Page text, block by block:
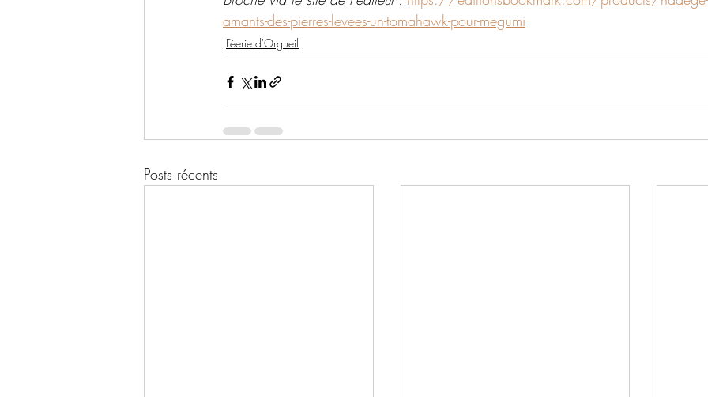
amants-des-pierres-levees-un-tomahawk-pour-megumi
Féerie d'Orgueil
Posts récents